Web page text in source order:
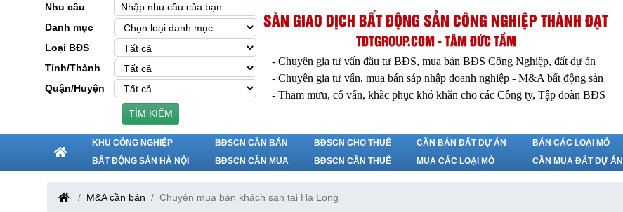
Nhu cầu
Danh mục
Loại BĐS
Tỉnh/Thành
Quận/Huyện
TÌM KIẾM
SÀN GIAO DỊCH BẤT ĐỘNG SẢN CÔNG NGHIỆP THÀNH ĐẠT
TĐTGROUP.COM - TÂM ĐỨC TẦM
- Chuyên gia tư vấn đầu tư BĐS, mua bán BĐS Công Nghiệp, đất dự án
- Chuyên gia tư vấn, mua bán sáp nhập doanh nghiệp - M&A bất động sản
- Tham mưu, cố vấn, khắc phục khó khắn cho các Công ty, Tập đoàn BĐS
KHU CÔNG NGHIỆP
BẤT ĐỘNG SẢN HÀ NỘI
BĐSCN CẦN BÁN
BĐSCN CẦN MUA
BĐSCN CHO THUÊ
BĐSCN CẦN THUÊ
CẦN BÁN ĐẤT DỰ ÁN
MUA CÁC LOẠI MỎ
BÁN CÁC LOẠI MỎ
CẦN MUA ĐẤT DỰ ÁN
M&A cần bán Chuyên mua bán khách sạn tại Hạ Long